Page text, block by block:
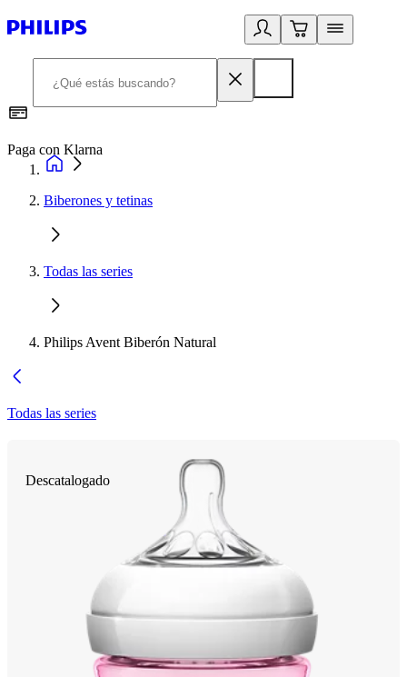
Paga con Klarna
Biberones y tetinas
Todas las series
Philips Avent Biberón Natural
Todas las series
Descatalogado